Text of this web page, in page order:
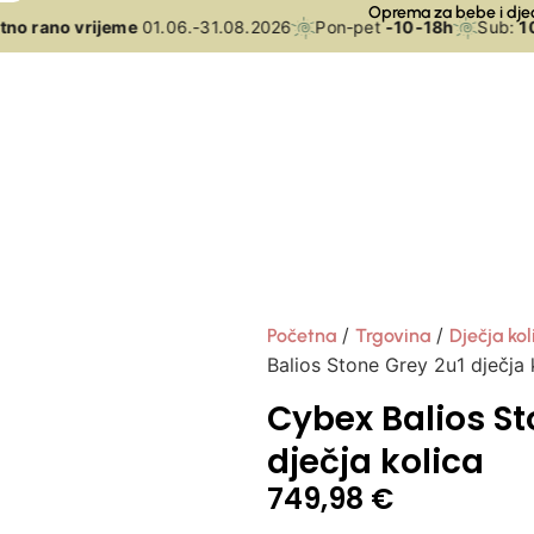
rano vrijeme01.06.-31.08.2026 Pon-pet-10-18h Sub:10-
Oprema za bebe i
Početna / Trgovina / Dječja
Balios Stone Grey 2u1 dječja
Cybex Balios
dječja kolica
749,98 €